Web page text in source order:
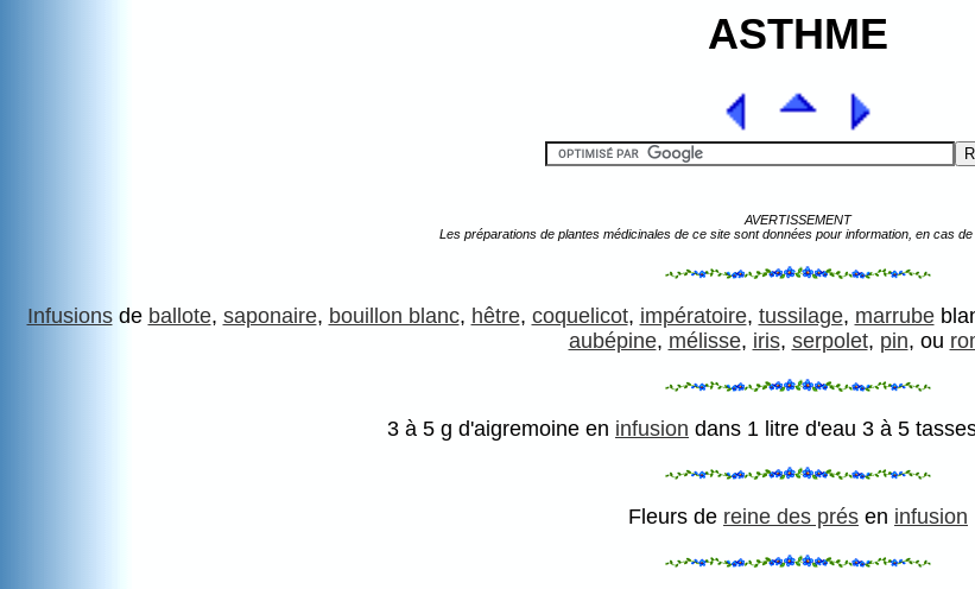
ASTHME
AVERTISSEMENT
Les préparations de plantes médicinales de ce site sont données pour information, en cas
Infusionsde ballote, saponaire, bouillon blanc, hêtre, coquelicot, impératoire, tussilage, marrube
aubépine, mélisse, iris, serpolet, pin, ou
3 à 5 g d'aigremoine en infusion dans 1 litre d'eau 3 à 5
Fleurs de reine des prés en infusion